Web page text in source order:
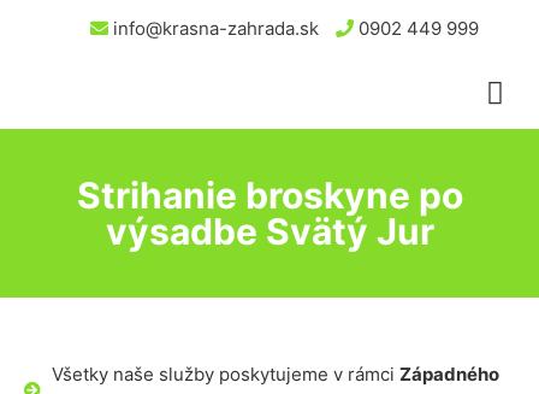
info@krasna-zahrada.sk 0902 449 999
Strihanie broskyne po
výsadbe Svätý Jur
Všetky naše služby poskytujeme v rámci Západného